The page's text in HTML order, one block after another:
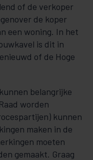
of de verkoper
de koper
een woning. In het
is dit in
of de Hoge
belangrijke
worden
kunnen
maken in de
moeten
gemaakt. Graag